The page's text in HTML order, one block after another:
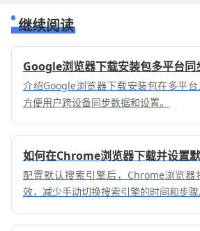
继续阅读
Google浏览器下载安装包多平台同
介绍Google浏览器下载安装包在多平台
方便用户跨设备同步数据和设置。
如何在Chrome浏览器下载并设置
配置默认搜索引擎后，Chrome浏览器
效，减少手动切换搜索引擎的时间和步骤